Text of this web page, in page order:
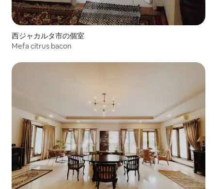
西ジャカルタ市の個室
Mefa citrus bacon